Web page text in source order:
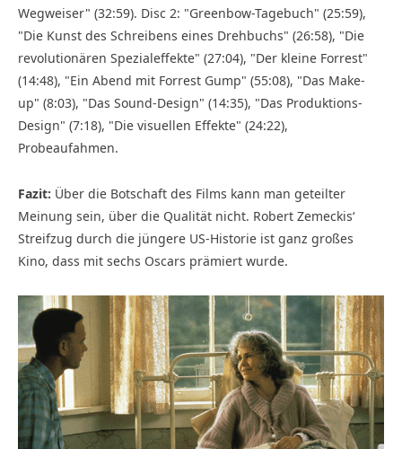
Wegweiser" (32:59). Disc 2: "Greenbow-Tagebuch" (25:59),
"Die Kunst des Schreibens eines Drehbuchs" (26:58), "Die
revolutionären Spezialeffekte" (27:04), "Der kleine Forrest"
(14:48), "Ein Abend mit Forrest Gump" (55:08), "Das Make-
up" (8:03), "Das Sound-Design" (14:35), "Das Produktions-
Design" (7:18), "Die visuellen Effekte" (24:22),
Probeaufahmen.
Fazit: Über die Botschaft des Films kann man geteilter
Meinung sein, über die Qualität nicht. Robert Zemeckis‘
Streifzug durch die jüngere US-Historie ist ganz großes
Kino, dass mit sechs Oscars prämiert wurde.